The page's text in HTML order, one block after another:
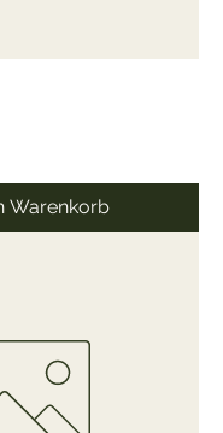
Warenkorb